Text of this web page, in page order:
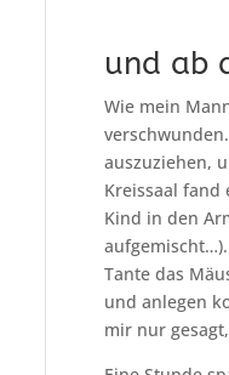
und ab
Wie mein
auszuziehen,
Kreissaal fand
Kind in den
Tante das
und anlegen
mir nur